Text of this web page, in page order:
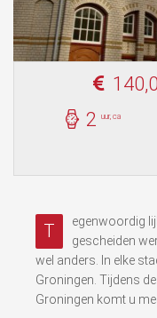
2 uur, ca
T
egenwoordig
gescheiden
wel anders. In elke
Groningen. Tijdens
Groningen komt u